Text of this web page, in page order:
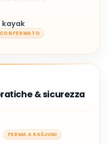
kayak
& sicurezza
FERMA A KAŠJUNI